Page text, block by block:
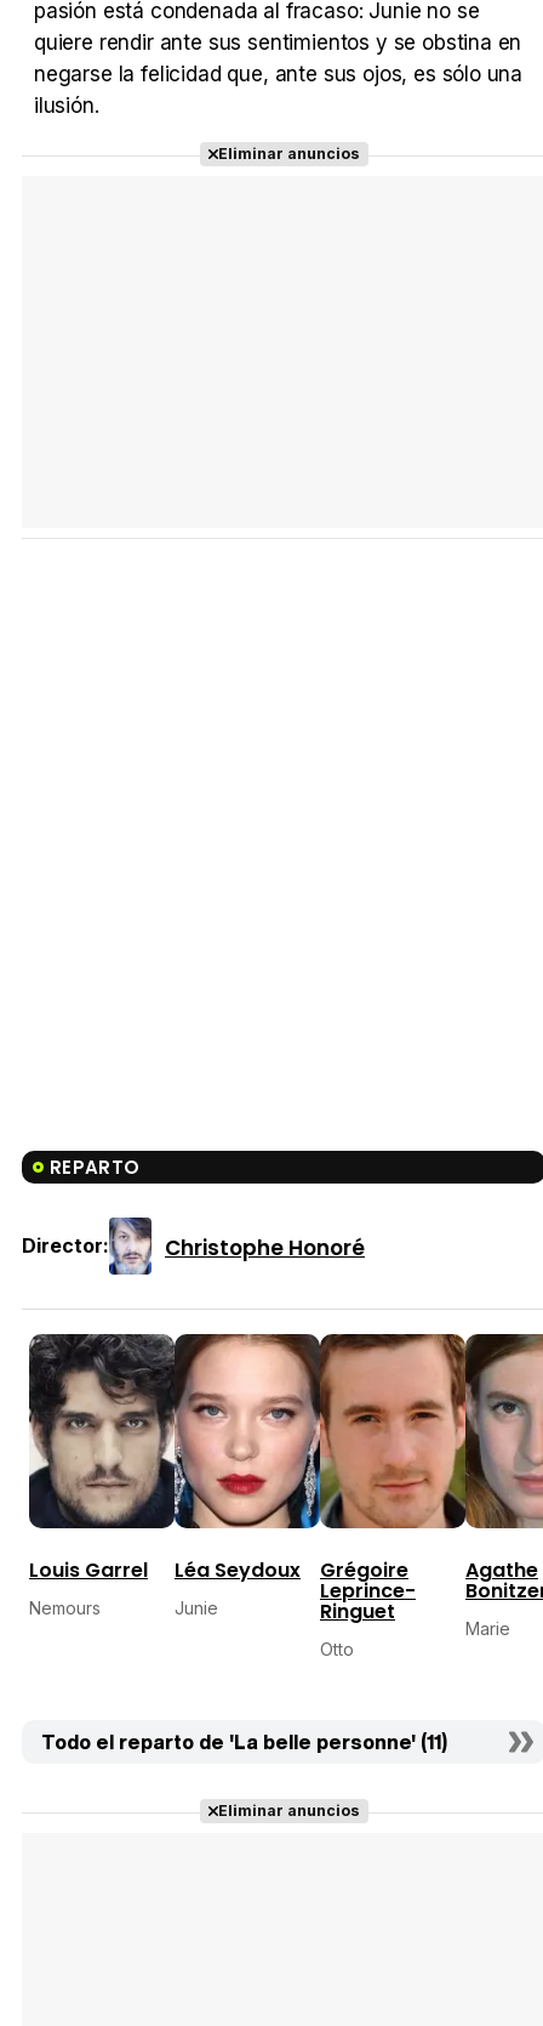
pasión está condenada al fracaso: Junie no se
quiere rendir ante sus sentimientos y se obstina en
negarse la felicidad que, ante sus ojos, es sólo una
ilusión.
Eliminar anuncios
REPARTO
Director: Christophe Honoré
Louis Garrel
Nemours
Léa Seydoux
Junie
Grégoire
Leprince-
Ringuet
Otto
Agathe
Marie
Todo el reparto de 'La belle personne' (11)
Eliminar anuncios